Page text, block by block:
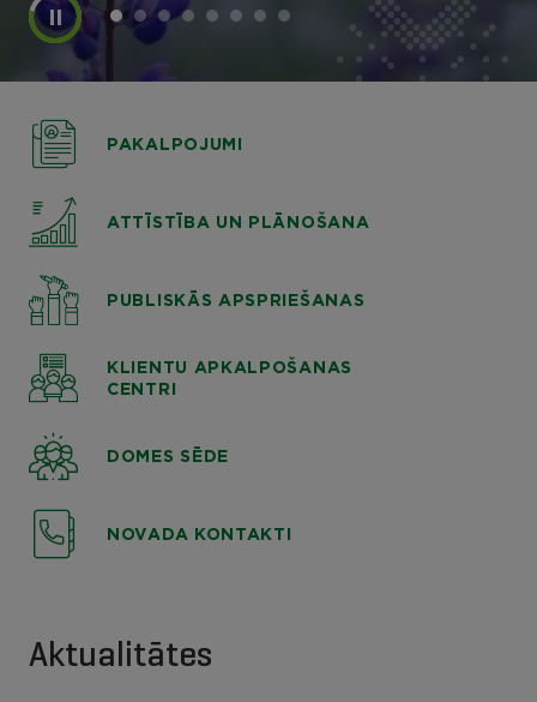
PAKALPOJUMI
ATTĪSTĪBA UN PLĀNOŠANA
PUBLISKĀS APSPRIEŠANAS
KLIENTU APKALPOŠANAS
CENTRI
DOMES SĒDE
NOVADA KONTAKTI
Aktualitātes